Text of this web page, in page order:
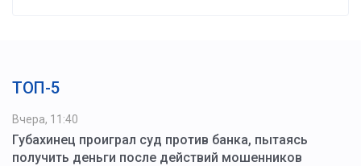
ТОП-5
Вчера, 11:40
Губахинец проиграл суд против банка, пытаясь
получить деньги после действий мошенников